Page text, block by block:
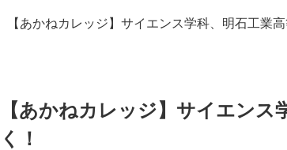
【あかねカレッジ】サイエンス学科、明石工業
【あかねカレッジ】サイエンス
く！